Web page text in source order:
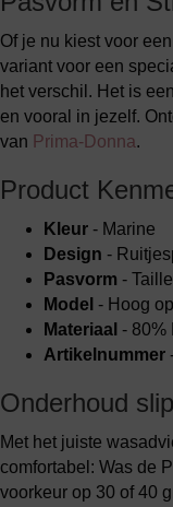
Of je nu kiest voor
variant voor een
het verschil. Het is
en vooral in jezelf.
van Prima-Donna.
Product
Kleur - Marine
Design -
Pasvorm -
Model - Hoog
Materiaal - 80%
Artikelnummer
Onderhoud
Met het juiste
comfortabel: Was de
voorkeur op 30 of 40